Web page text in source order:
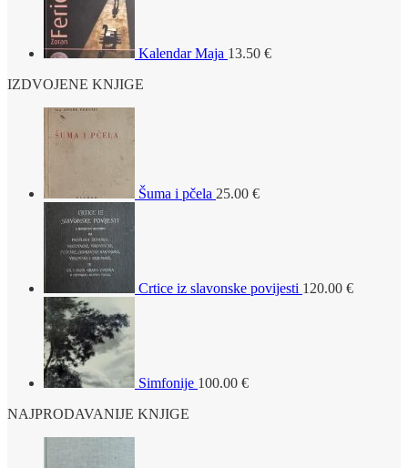
Kalendar Maja 13.50 €
IZDVOJENE KNJIGE
Šuma i pčela 25.00 €
Crtice iz slavonske povijesti 120.00 €
Simfonije 100.00 €
NAJPRODAVANIJE KNJIGE